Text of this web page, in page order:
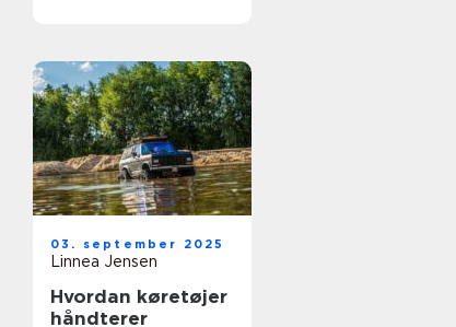
03. september 2025
Linnea Jensen
Hvordan køretøjer
håndterer